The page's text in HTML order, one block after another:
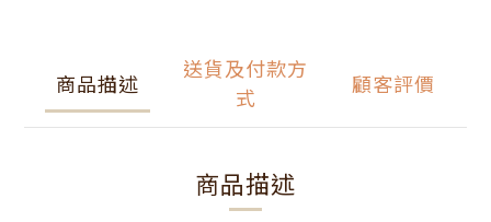
商品描述
送貨及付款方
式
顧客評價
商品描述